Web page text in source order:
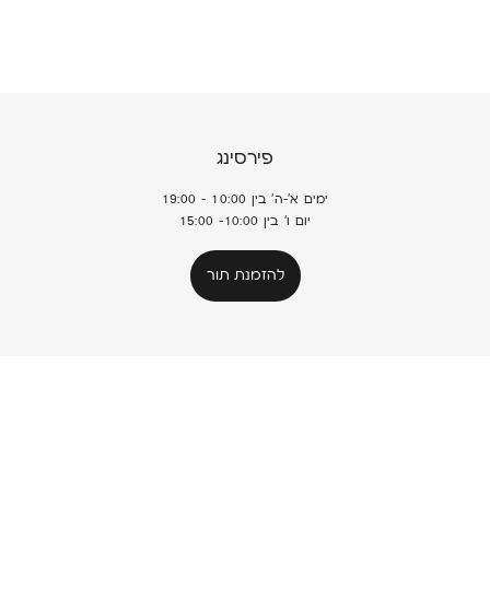
פירסינג
ימים א'-ה' בין 10:00 - 19:00
יום ו' בין 10:00- 15:00
להזמנת תור